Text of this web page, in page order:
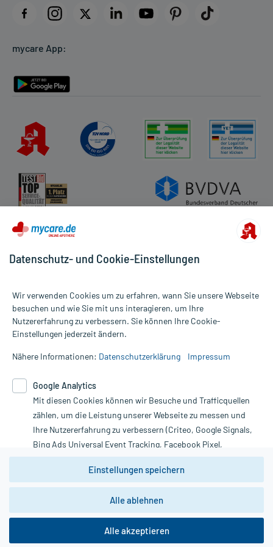
Datenschutz
Rückgabe/Widerruf
mycare App:
Alle Preise gelten inkl. MwSt., ggf. zzgl. Versandkosten
Informationen auf dieser Website werden ausschließlich für
die Untersuchung und Behandlung durch einen Arzt. Bitte
Therapien eingeleitet werden können. | Diese Webseite benutzt
Google Analytics. Lesen Sie bitte dazu die wichtigen Hinweise in
unserer Datenschutzerklärung. Für den Widerruf einer Bestellung
nutzen Sie das Formular:
Vertrag widerrufen
*Hinweise zu unseren Aktionen und Bewertungen
copyright @ 2026 Roland Helle e.K. - Versandapotheke - Alle Rechte vorbehalten
Datenschutz- und Cookie-Einstellungen
Wir verwenden Cookies um zu erfahren, wann Sie unsere Webseite
besuchen und wie Sie mit uns interagieren, um Ihre
Nutzererfahrung zu verbessern. Sie können Ihre Cookie-
Einstellungen jederzeit ändern.
Nähere Informationen: Datenschutzerklärung Impressum
Google Analytics
Mit diesen Cookies können wir Besuche und Trafficquellen
zählen, um die Leistung unserer Webseite zu messen und
Ihre Nutzererfahrung zu verbessern (Criteo, Google Signals,
Bing Ads Universal Event Tracking, Facebook Pixel,
Youtube-Social Plugin).
Wir weisen darauf hin, dass die
zwingend den Europäischen Anforderungen gem. EU-
DSGVO genügen und ein Datentransfer in Drittstaaten bzw.
Daten dort verarbeitet werden, kann nicht geprüft und
nachvollzogen werden.
Einstellungen speichern
Alle ablehnen
Alle akzeptieren